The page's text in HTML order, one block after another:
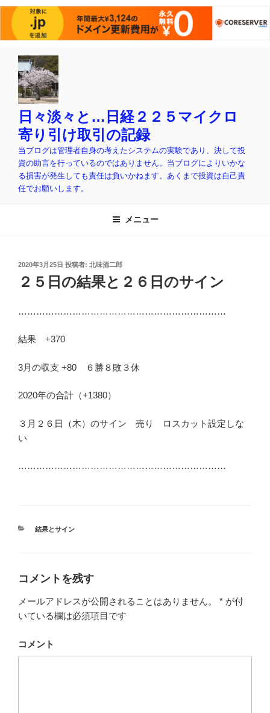
日々淡々と…日経２２５マイクロ
寄り引け取引の記録
当ブログは管理者自身の考えたシステムの実験であり、決して投
資の助言を行っているのではありません。当ブログによりいかな
る損害が発生しても責任は負いかねます。あくまで投資は自己責
任でお願いします。
メニュー
投
稿
日:
2020年3月25日 投稿者: 北味酒二郎
２５日の結果と２６日のサイン
……………………………………………………………
結果 +370
3月の収支 +80 ６勝８敗３休
2020年の合計（+1380）
３月２６日（木）のサイン 売り ロスカット設定しな
い
……………………………………………………………
カ
ー
結果とサイン
コメントを残す
メールアドレスが公開されることはありません。 * が付
いている欄は必須項目です
コメント